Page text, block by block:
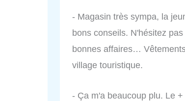
- Magasin très sympa, la
bons conseils. N'hésitez
bonnes affaires…
village touristique.
- Ça m'a beaucoup plu. Le